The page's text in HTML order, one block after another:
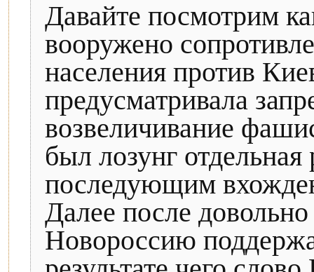
Давайте посмотрим
вооружено
населения против
предусматривала
возвеличивание
был лозунг
последующим
Далее после
Новороссию